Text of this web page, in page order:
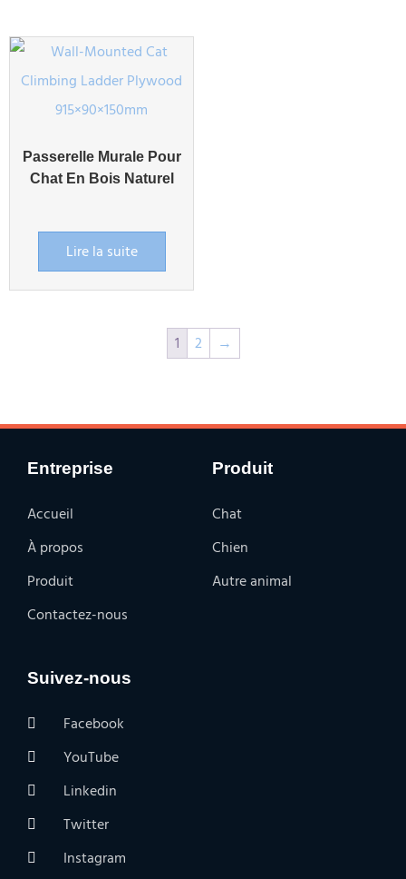
Passerelle Murale Pour
Chat En Bois Naturel
Lire la suite
1 2 →
Entreprise
Accueil
À propos
Produit
Contactez-nous
Produit
Chat
Chien
Autre animal
Suivez-nous
Facebook
YouTube
Linkedin
Twitter
Instagram